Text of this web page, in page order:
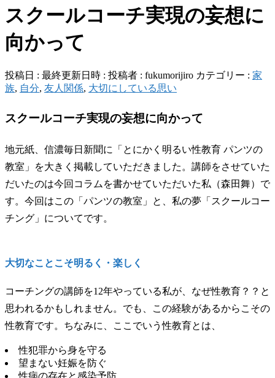
スクールコーチ実現の妄想に
向かって
投稿日 : 最終更新日時 : 投稿者 : fukumorijiro カテゴリー : 家
族, 自分, 友人関係, 大切にしている思い
スクールコーチ実現の妄想に向かって
地元紙、信濃毎日新聞に「とにかく明るい性教育 パンツの
教室」を大きく掲載していただきました。講師をさせていた
だいたのは今回コラムを書かせていただいた私（森田舞）で
す。今回はこの「パンツの教室」と、私の夢「スクールコー
チング」についてです。
大切なことこそ明るく・楽しく
コーチングの講師を12年やっている私が、なぜ性教育？？と
思われるかもしれません。でも、この経験があるからこその
性教育です。ちなみに、ここでいう性教育とは、
性犯罪から身を守る
望まない妊娠を防ぐ